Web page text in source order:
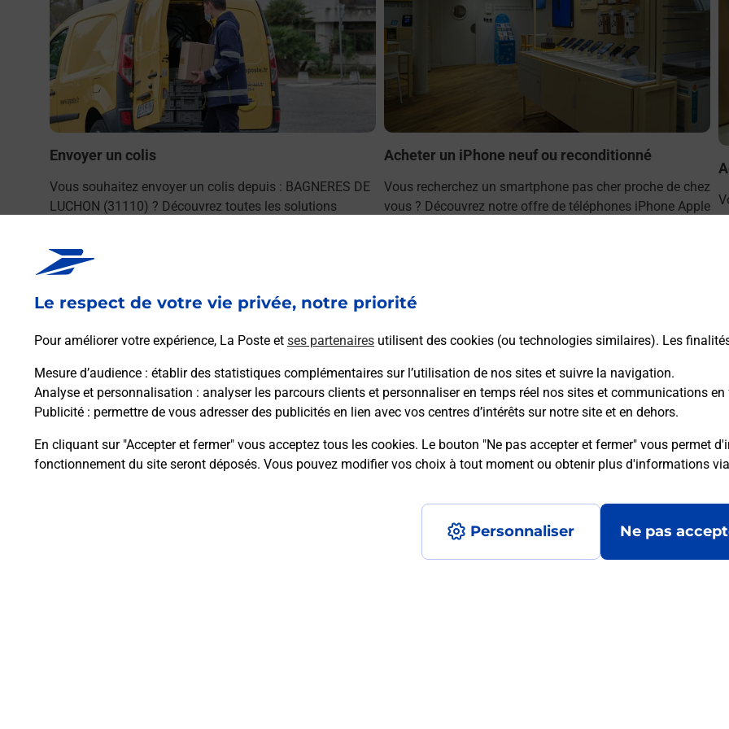
Le respect de votre vie privée, notre priorité
Pour améliorer votre expérience, La Poste et ses partenaires utilisent des cookies (ou technologies similaires). Les
Mesure d’audience : établir des statistiques complémentaires sur l’utilisation de nos sites et suivre la navigation.
Analyse et personnalisation : analyser les parcours clients et personnaliser en temps réel nos sites et communications
Publicité : permettre de vous adresser des publicités en lien avec vos centres d’intérêts sur notre site et en dehors.
En cliquant sur "Accepter et fermer" vous acceptez tous les cookies. Le bouton "Ne pas accepter et fermer" vous permet
fonctionnement du site seront déposés. Vous pouvez modifier vos choix à tout moment ou obtenir plus d'informations via
Personnaliser Ne pas
Envoyer un colis
Vous souhaitez envoyer un colis depuis : BAGNERES DE
LUCHON (31110) ? Découvrez toutes les solutions
En savoir plus
Acheter un iPhone neuf ou reconditionné
Vous recherchez un smartphone pas cher proche de chez
vous ? Découvrez notre offre de téléphones iPhone Apple
Questions fréquemment posées